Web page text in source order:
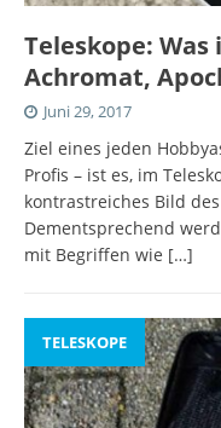
Teleskope:
Achromat,
Juni 29, 2017
Ziel eines jeden
Profis – ist es, im
kontrastreiches Bild
Dementsprechend
mit Begriffen wie […]
TELESKOPE